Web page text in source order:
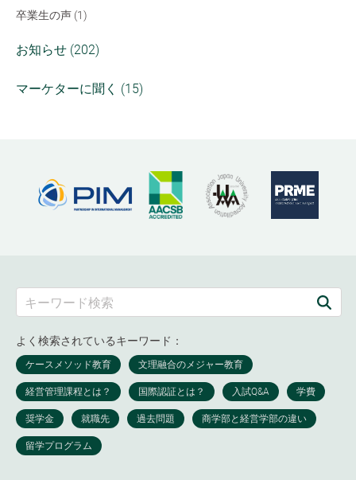
卒業生の声 (1)
お知らせ (202)
マーケターに聞く (15)
よく検索されているキーワード：